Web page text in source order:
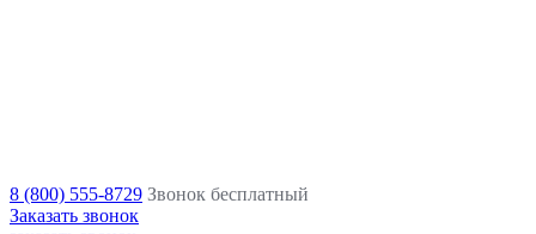
8 (800) 555-8729 Звонок бесплатный
Заказать звонок